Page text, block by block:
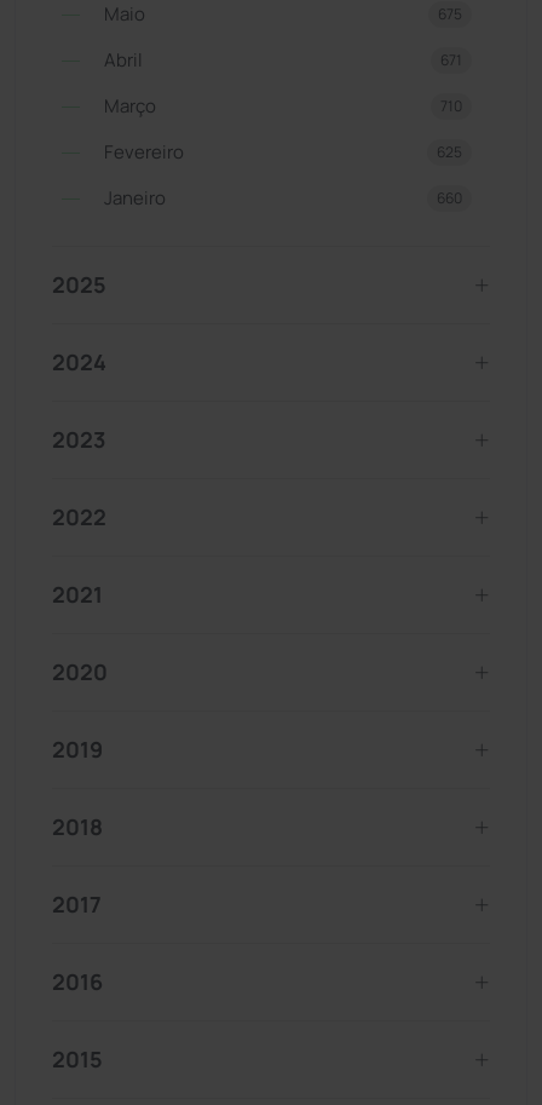
Maio 675
Abril 671
Março 710
Fevereiro 625
Janeiro 660
2025
2024
2023
2022
2021
2020
2019
2018
2017
2016
2015